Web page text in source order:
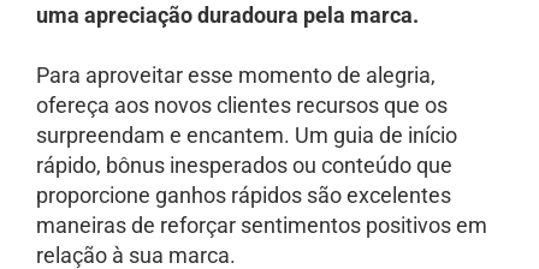
uma apreciação duradoura pela marca.
Para aproveitar esse momento de alegria,
ofereça aos novos clientes recursos que os
surpreendam e encantem. Um guia de início
rápido, bônus inesperados ou conteúdo que
proporcione ganhos rápidos são excelentes
maneiras de reforçar sentimentos positivos em
relação à sua marca.